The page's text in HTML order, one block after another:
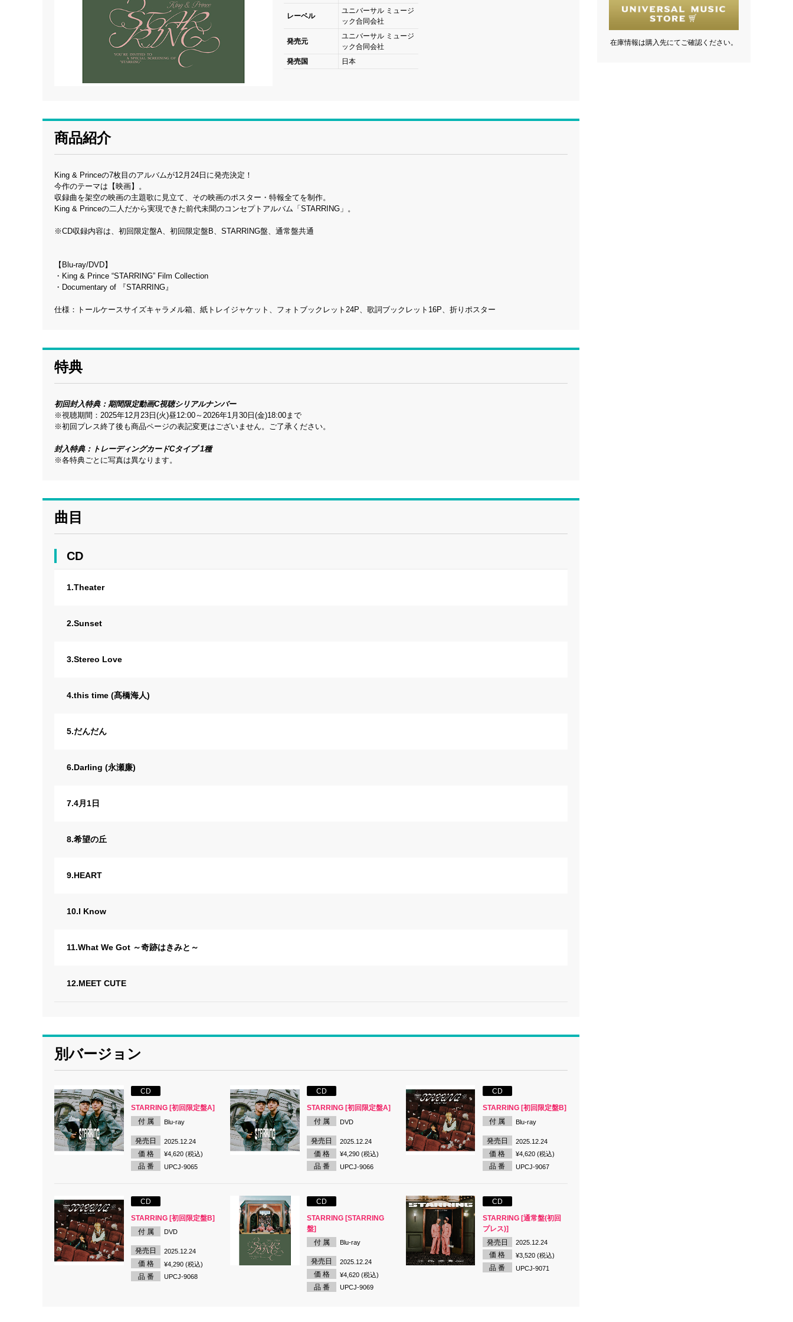
レーベル
ユニバーサル ミュージ
ック合同会社
発売元
ユニバーサル ミュージ
ック合同会社
発売国
日本
商品紹介
King & Princeの7枚目のアルバムが12月24日に発売決定！
今作のテーマは【映画】。
収録曲を架空の映画の主題歌に見立て、その映画のポスター・特報全てを制作。
King & Princeの二人だから実現できた前代未聞のコンセプトアルバム「STARRING」。
※CD収録内容は、初回限定盤A、初回限定盤B、STARRING盤、通常盤共通
【Blu-ray/DVD】
・King & Prince “STARRING” Film Collection
・Documentary of 『STARRING』
仕様：トールケースサイズキャラメル箱、紙トレイジャケット、フォトブックレット24P、歌詞ブックレット16P、折りポスター
特典
初回封入特典：期間限定動画C視聴シリアルナンバー
※視聴期間：2025年12月23日(火)昼12:00～2026年1月30日(金)18:00まで
※初回プレス終了後も商品ページの表記変更はございません。ご了承ください。
封入特典：トレーディングカードCタイプ 1種
※各特典ごとに写真は異なります。
曲目
CD
1.Theater
2.Sunset
3.Stereo Love
4.this time (髙橋海人)
5.だんだん
6.Darling (永瀬廉)
7.4月1日
8.希望の丘
9.HEART
10.I Know
11.What We Got ～奇跡はきみと～
12.MEET CUTE
別バージョン
CD
STARRING [初回限定盤A]
付 属
Blu-ray
発売日 2025.12.24
価 格 ¥4,620 (税込)
品 番 UPCJ-9065
CD
STARRING [初回限定盤A]
付 属
DVD
発売日 2025.12.24
価 格 ¥4,290 (税込)
品 番 UPCJ-9066
CD
STARRING [初回限定盤B]
付 属
Blu-ray
発売日 2025.12.24
価 格 ¥4,620 (税込)
品 番 UPCJ-9067
CD
STARRING [初回限定盤B]
付 属
DVD
発売日 2025.12.24
価 格 ¥4,290 (税込)
品 番 UPCJ-9068
CD
STARRING [STARRING
盤]
付 属
Blu-ray
発売日 2025.12.24
価 格 ¥4,620 (税込)
品 番 UPCJ-9069
CD
STARRING [通常盤(初回
プレス)]
発売日
2025.12.24
価 格 ¥3,520 (税込)
品 番 UPCJ-9071
在庫情報は購入先にてご確認ください。